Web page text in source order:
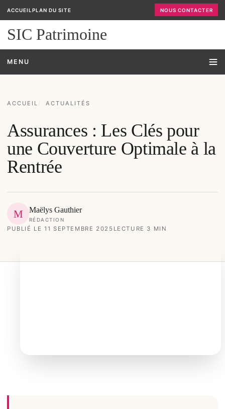
ACCUEIL PLAN DU SITE NOUS CONTACTER
SIC Patrimoine
MENU
ACCUEIL ACTUALITÉS
Assurances : Les Clés pour
une Couverture Optimale à la
Rentrée
M Maëlys Gauthier
RÉDACTION
PUBLIÉ LE 11 SEPTEMBRE 2025 LECTURE 3 MIN